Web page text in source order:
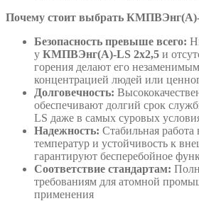
Почему стоит выбрать КМПВЭнг(А)-
Безопасность превыше всего:
у КМПВЭнг(А)-LS 2х2,5 и
горения делают его
концентрацией людей или
Долговечность:
обеспечивают долгий срок
LS даже в самых суровых
Надежность: Стабильная
температур и устойчивость к
гарантируют бесперебойное
Соответствие стандартам:
требованиям для атомной
применения